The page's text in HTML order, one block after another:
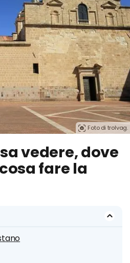
Foto di trolvag.
vedere, dove
fare la